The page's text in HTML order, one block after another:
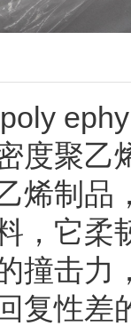
度聚乙
烯制品
，它柔
撞击力
复性差